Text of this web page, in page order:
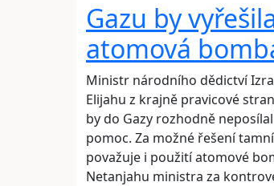
Gazu by
atomová
Ministr národního dědictví
Elijahu z krajně pravicové
by do Gazy rozhodně
pomoc. Za možné řešení
považuje i použití atomové
Netanjahu ministra za